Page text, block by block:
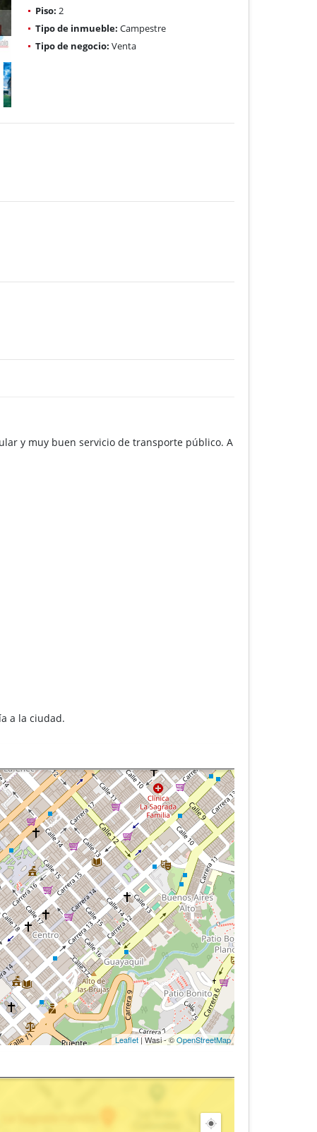
Piso: 2
Tipo de inmueble: Campestre
Tipo de negocio: Venta
y muy buen servicio de transporte público. A
a la ciudad.
Leaflet| Wasi - ©OpenStreetMap